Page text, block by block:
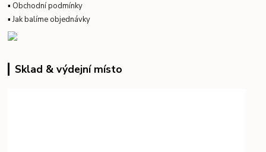
▪ Obchodní podmínky
▪Jak balíme objednávky
Sklad & výdejní místo